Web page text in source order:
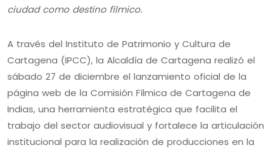
ciudad como destino fílmico.
A través del Instituto de Patrimonio y Cultura de
Cartagena (IPCC), la Alcaldía de Cartagena realizó el
sábado 27 de diciembre el lanzamiento oficial de la
página web de la Comisión Fílmica de Cartagena de
Indias, una herramienta estratégica que facilita el
trabajo del sector audiovisual y fortalece la articulación
institucional para la realización de producciones en la